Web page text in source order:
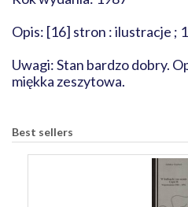
Opis: [16] stron : ilustracje ;
Uwagi: Stan bardzo dobry.
miękka zeszytowa.
Best sellers